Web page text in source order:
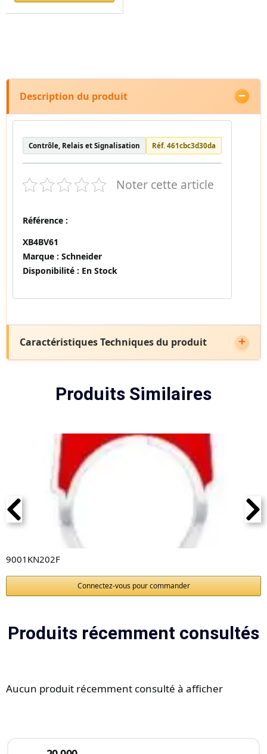
Description du produit
Contrôle, Relais et Signalisation Réf. 461cbc3d30da
Noter cette article
Référence :
XB4BV61
Marque : Schneider
Disponibilité : En Stock
Caractéristiques Techniques du produit
Produits Similaires
9001KN202F
Connectez-vous pour commander
Produits récemment consultés
Aucun produit récemment consulté à afficher